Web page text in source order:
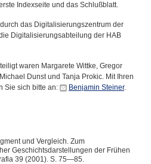
Indexseite und das Schlußblatt.
das Digitalisierungszentrum der
Digitalisierungsabteilung der HAB
waren Margarete Wittke, Gregor
Dunst und Tanja Prokic. Mit Ihren
Sie sich bitte an:
Benjamin Steiner.
und Vergleich. Zum
Geschichtsdarstellungen der Frühen
39 (2001). S. 75—85.